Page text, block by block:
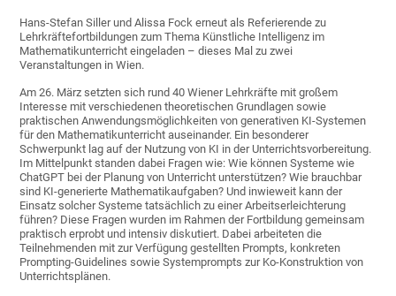
Hans-Stefan Siller und Alissa Fock erneut als Referierende zu
Lehrkräftefortbildungen zum Thema Künstliche Intelligenz im
Mathematikunterricht eingeladen – dieses Mal zu zwei
Veranstaltungen in Wien.
Am 26. März setzten sich rund 40 Wiener Lehrkräfte mit großem
Interesse mit verschiedenen theoretischen Grundlagen sowie
praktischen Anwendungsmöglichkeiten von generativen KI-Systemen
für den Mathematikunterricht auseinander. Ein besonderer
Schwerpunkt lag auf der Nutzung von KI in der Unterrichtsvorbereitung.
Im Mittelpunkt standen dabei Fragen wie: Wie können Systeme wie
ChatGPT bei der Planung von Unterricht unterstützen? Wie brauchbar
sind KI-generierte Mathematikaufgaben? Und inwieweit kann der
Einsatz solcher Systeme tatsächlich zu einer Arbeitserleichterung
führen? Diese Fragen wurden im Rahmen der Fortbildung gemeinsam
praktisch erprobt und intensiv diskutiert. Dabei arbeiteten die
Teilnehmenden mit zur Verfügung gestellten Prompts, konkreten
Prompting-Guidelines sowie Systemprompts zur Ko-Konstruktion von
Unterrichtsplänen.